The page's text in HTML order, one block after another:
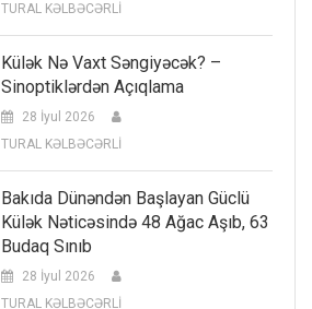
TURAL KƏLBƏCƏRLİ
Külək Nə Vaxt Səngiyəcək? –
Sinoptiklərdən Açıqlama
28 İyul 2026
TURAL KƏLBƏCƏRLİ
Bakıda Dünəndən Başlayan Güclü
Külək Nəticəsində 48 Ağac Aşıb, 63
Budaq Sınıb
28 İyul 2026
TURAL KƏLBƏCƏRLİ